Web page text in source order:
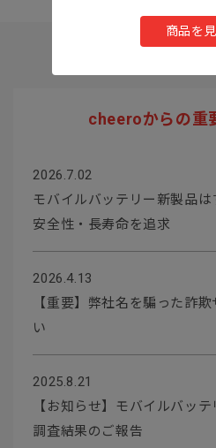
商品を
cheeroからの重
2026.7.02
モバイルバッテリー新製品
安全性・長寿命を追求
2026.4.13
【重要】弊社名を騙った詐
い
2025.8.21
【お知らせ】モバイルバッ
調査結果のご報告